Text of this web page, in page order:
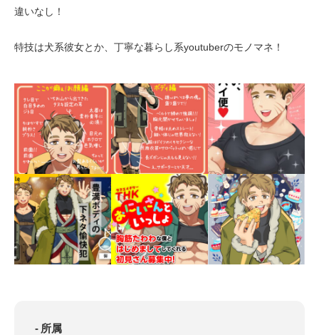
違いなし！
特技は犬系彼女とか、丁寧な暮らし系youtuberのモノマネ！
所属